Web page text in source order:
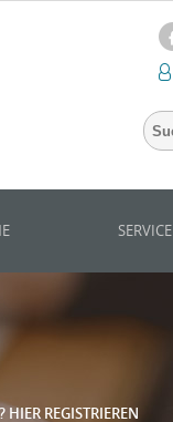
SERVICE
REGISTRIEREN